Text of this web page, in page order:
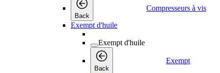
Back
Compresseurs à vis
Exempt d'huile
Exempt d'huile
Back
Exempt